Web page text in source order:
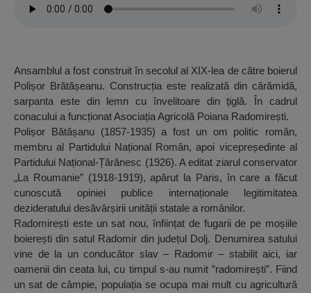
Ansamblul a fost construit în secolul al XIX-lea de către boierul
Polișor Brătășeanu. Construcția este realizată din cărămidă,
sarpanta este din lemn cu învelitoare din țiglă. În cadrul
conacului a funcționat Asociația Agricolă Poiana Radomirești.
Polișor Bătășanu (1857-1935) a fost un om politic român,
membru al Partidului Național Român, apoi vicepreședinte al
Partidului Național-Țărănesc (1926). A editat ziarul conservator
„La Roumanie” (1918-1919), apărut la Paris, în care a făcut
cunoscută opiniei publice internaționale legitimitatea
dezideratului desăvârșirii unității statale a românilor.
Radomirești este un sat nou, înființat de fugarii de pe moșiile
boierești din satul Radomir din județul Dolj. Denumirea satului
vine de la un conducător slav – Radomir – stabilit aici, iar
oamenii din ceata lui, cu timpul s-au numit ”radomirești”. Fiind
un sat de câmpie, populația se ocupa mai mult cu agricultură